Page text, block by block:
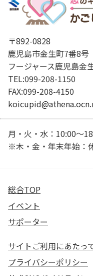
〒892-0828
鹿児島市金生町7番8号
フージャース鹿児島金
TEL:099-208-1150
FAX:099-208-4150
月・火・水：10:00～
※木・金・年末年始：
総合TOP
イベント
サポーター
サイトご利用にあたっ
プライバシーポリシー